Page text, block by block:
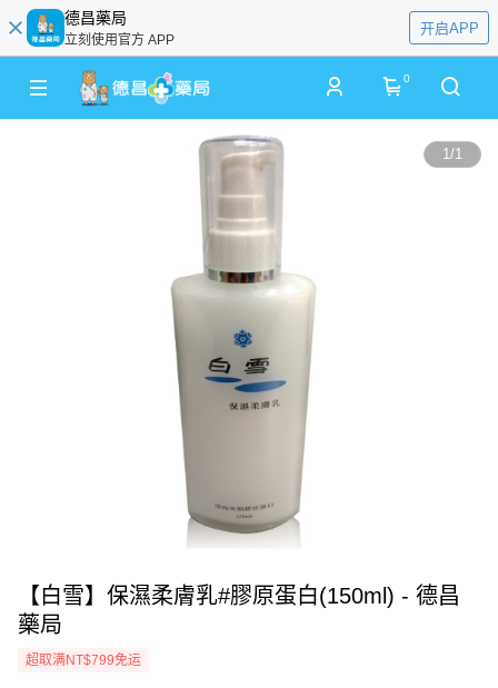
德昌藥局
立刻使用官方 APP
开启APP
0
1/1
【白雪】保濕柔膚乳#膠原蛋白(150ml) - 德昌
藥局
超取满NT$799免运